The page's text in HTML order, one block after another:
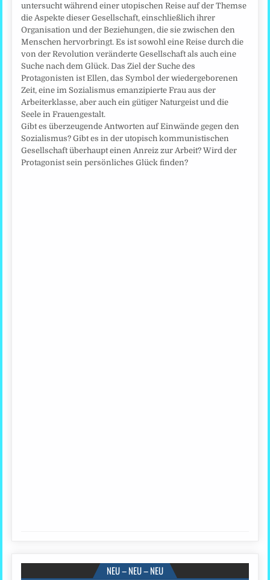
untersucht während einer utopischen Reise auf der Themse
die Aspekte dieser Gesellschaft, einschließlich ihrer
Organisation und der Beziehungen, die sie zwischen den
Menschen hervorbringt. Es ist sowohl eine Reise durch die
von der Revolution veränderte Gesellschaft als auch eine
Suche nach dem Glück. Das Ziel der Suche des
Protagonisten ist Ellen, das Symbol der wiedergeborenen
Zeit, eine im Sozialismus emanzipierte Frau aus der
Arbeiterklasse, aber auch ein gütiger Naturgeist und die
Seele in Frauengestalt.
Gibt es überzeugende Antworten auf Einwände gegen den
Sozialismus? Gibt es in der utopisch kommunistischen
Gesellschaft überhaupt einen Anreiz zur Arbeit? Wird der
Protagonist sein persönliches Glück finden?
NEU – NEU – NEU